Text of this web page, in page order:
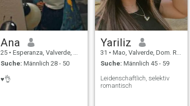
Ana
25 • Esperanza, Valverde, Dom. Rep.
Suche: Männlich 28 - 50
♥️👌
Yariliz
31 • Mao, Valverde, Dom. Rep.
Suche: Männlich 45 - 59
Leidenschaftlich, selektiv
romantisch